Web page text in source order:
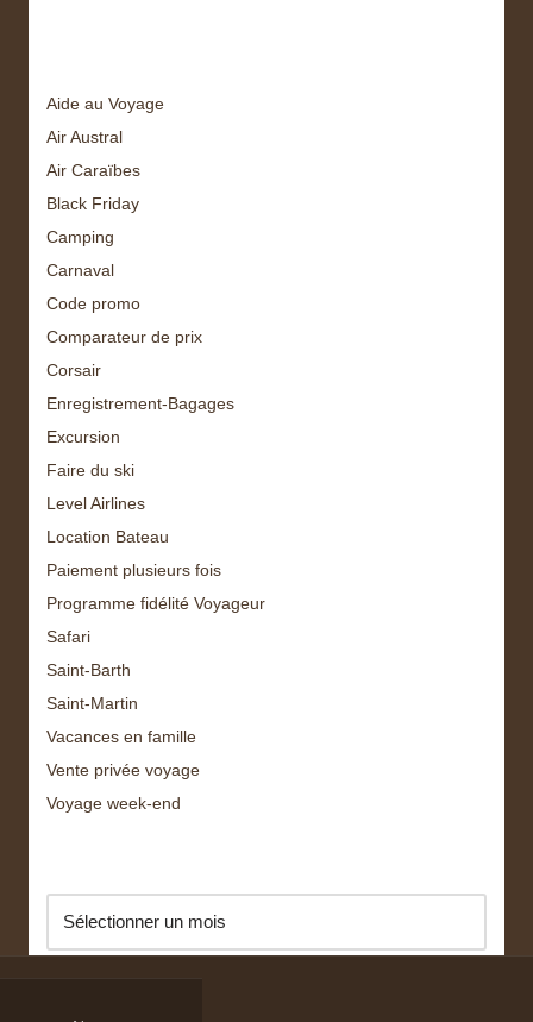
Aide au Voyage
Air Austral
Air Caraïbes
Black Friday
Camping
Carnaval
Code promo
Comparateur de prix
Corsair
Enregistrement-Bagages
Excursion
Faire du ski
Level Airlines
Location Bateau
Paiement plusieurs fois
Programme fidélité Voyageur
Safari
Saint-Barth
Saint-Martin
Vacances en famille
Vente privée voyage
Voyage week-end